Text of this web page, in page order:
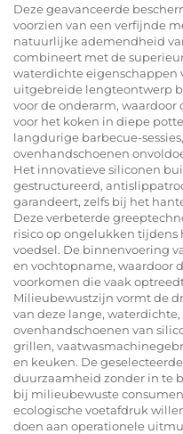
Deze geavanceerde
voorzien van een verfijnde
natuurlijke ademendheid
combineert met de
waterdichte eigenschappen
uitgebreide lengteontwerp
voor de onderarm,
voor het koken in diepe
langdurige barbecue-
ovenhandschoenen
Het innovatieve siliconen
gestructureerd,
garandeert, zelfs bij het
Deze verbeterde
risico op ongelukken tijdens
voedsel. De binnenvoering
en vochtopname, waardoor
voorkomen die vaak
Milieubewustzijn vormt de
van deze lange,
ovenhandschoenen van
grillen,
en keuken. De
duurzaamheid zonder in te
bij milieubewuste
ecologische voetafdruk
doen aan operationele